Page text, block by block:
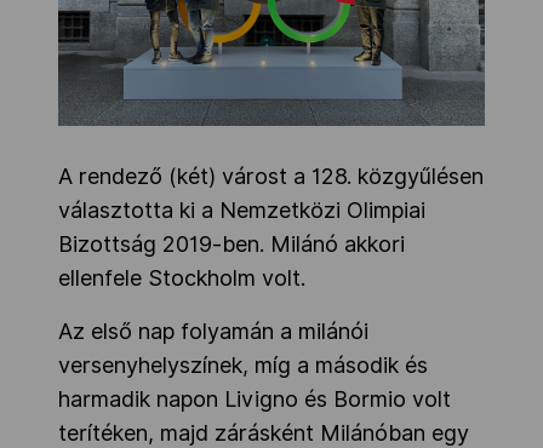
A rendező (két) várost a 128. közgyűlésen
választotta ki a Nemzetközi Olimpiai
Bizottság 2019-ben. Milánó akkori
ellenfele Stockholm volt.
Az első nap folyamán a milánói
versenyhelyszínek, míg a második és
harmadik napon Livigno és Bormio volt
terítéken, majd zárásként Milánóban egy